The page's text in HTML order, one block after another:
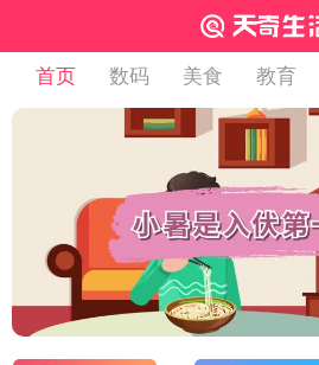
首页 数码 美食 教育